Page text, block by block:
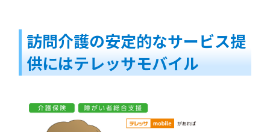
訪問介護の安定的なサービス提
供にはテレッサモバイル